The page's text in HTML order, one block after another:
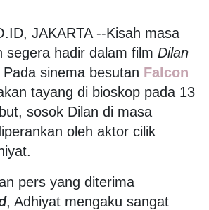
JAKARTA --Kisah masa
segera hadir dalam film Dilan
Pada sinema besutan Falcon
tayang di bioskop pada 13
sosok Dilan di masa
oleh aktor cilik
pers yang diterima
, Adhiyat mengaku sangat